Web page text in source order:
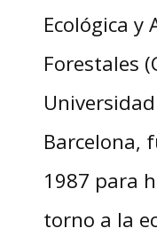
Ecológica y
Forestales
Barcelona,
1987 para
torno a la